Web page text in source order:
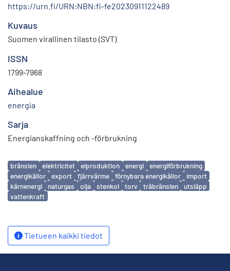
https://urn.fi/URN:NBN:fi-fe20230911122489
Kuvaus
Suomen virallinen tilasto (SVT)
ISSN
1799-7968
Aihealue
energia
Sarja
Energianskaffning och -förbrukning
Avainsanat
bränslen elektricitet elproduktion energi
energiförbrukning
energikällor
export fjärrvärme förnybara energikällor
import
kärnenergi
naturgas olja stenkol torv träbränslen
utsläpp
vattenkraft
Tietueen kaikki tiedot